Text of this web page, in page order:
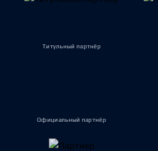
Титульный партнёр
Официальный партнёр